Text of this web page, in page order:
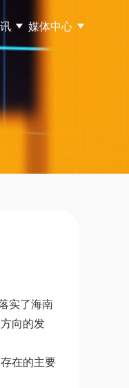
媒体中心
实了海南
向的发
在的主要